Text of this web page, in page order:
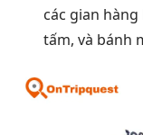
các gian
tấm, và bánh